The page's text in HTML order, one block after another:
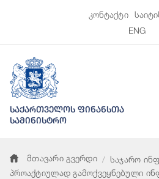
კონტაქტი
ENG
საქართველოს ფინანსთა
სამინისტრო
მთავარი გვერდი
საჯარო
პროაქტიულად გამოქვეყნებული